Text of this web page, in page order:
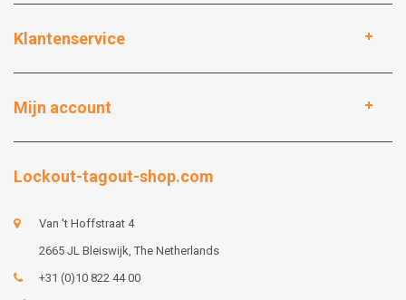
Klantenservice
Mijn account
Lockout-tagout-shop.com
Van 't Hoffstraat 4
2665 JL Bleiswijk, The Netherlands
+31 (0)10 822 44 00